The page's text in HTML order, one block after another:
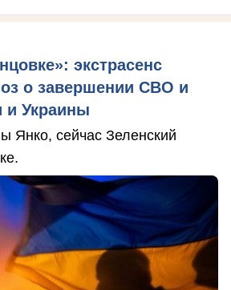
экстрасенс
о завершении СВО и
и Украины
Янко, сейчас Зеленский